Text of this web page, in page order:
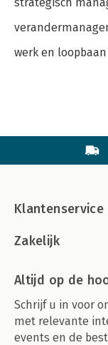
werk en loopbaan
Klantenservice
Zakelijk
Altijd op de
Schrijf u in voor
met relevante
events en de